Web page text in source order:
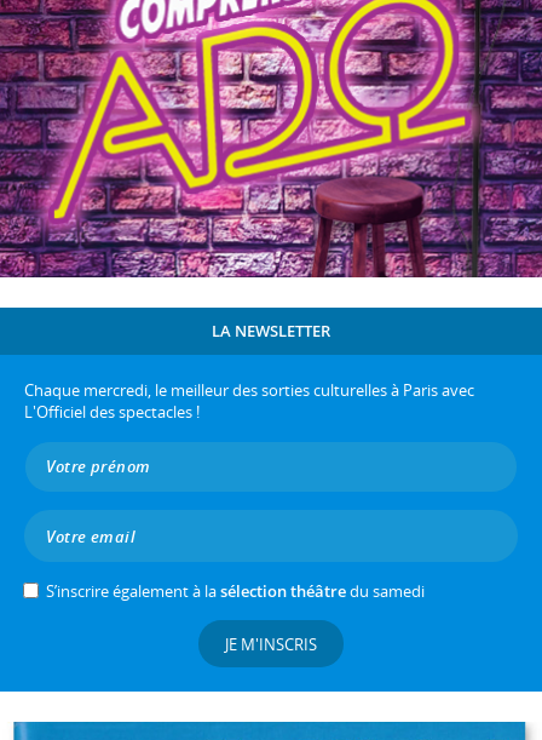
LA NEWSLETTER
Chaque mercredi, le meilleur des sorties culturelles à Paris avec
L'Officiel des spectacles !
S’inscrire également à lasélection théâtredu samedi
JE M'INSCRIS